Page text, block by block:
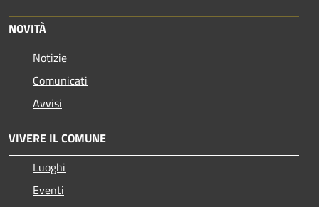
NOVITÀ
Notizie
Comunicati
Avvisi
VIVERE IL COMUNE
Luoghi
Eventi